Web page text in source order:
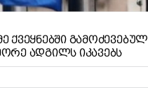
ᲥᲕᲔᲧᲜᲔᲑᲨᲘ
ᲐᲓᲒᲘᲚᲡ ᲘᲙᲐᲕᲔᲑᲡ